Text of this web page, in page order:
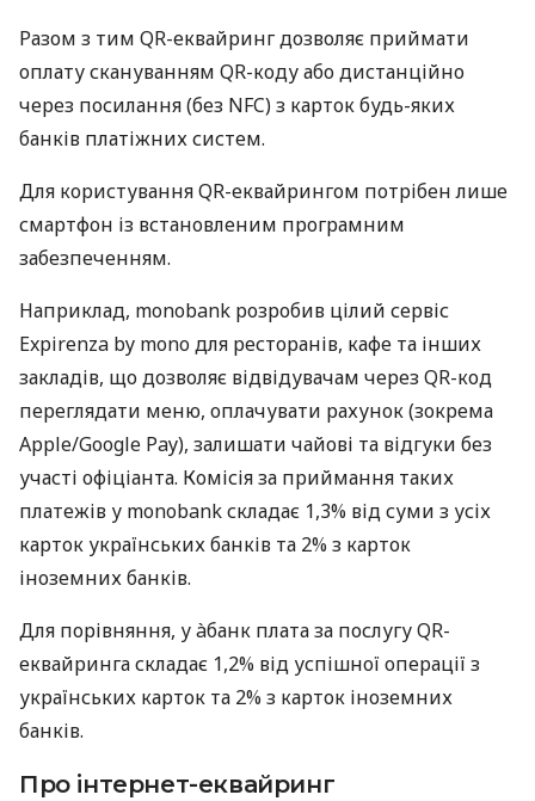
Разом з тим QR-еквайринг дозволяє приймати
оплату скануванням QR-коду або дистанційно
через посилання (без NFC) з карток будь-яких
банків платіжних систем.
Для користування QR-еквайрингом потрібен лише
смартфон із встановленим програмним
забезпеченням.
Наприклад, monobank розробив цілий сервіс
Expirenza by mono для ресторанів, кафе та інших
закладів, що дозволяє відвідувачам через QR-код
переглядати меню, оплачувати рахунок (зокрема
Apple/Google Pay), залишати чайові та відгуки без
участі офіціанта. Комісія за приймання таких
платежів у monobank складає 1,3% від суми з усіх
карток українських банків та 2% з карток
іноземних банків.
Для порівняння, у àбанк плата за послугу QR-
еквайринга складає 1,2% від успішної операції з
українських карток та 2% з карток іноземних
банків.
Про інтернет-еквайринг